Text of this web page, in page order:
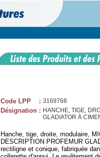
Code LPP : 3169768
Désignation : HANCHE, TIGE,
GLADIATOR À
Hanche, tige, droite, modulaire,
DESCRIPTION PROFEMUR
rectiligne et conique, fabriquée